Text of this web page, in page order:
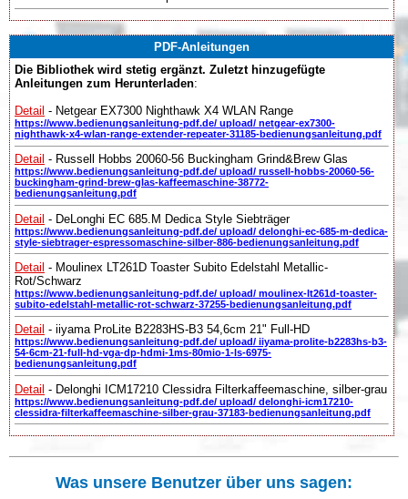
PDF-Anleitungen
Die Bibliothek wird stetig ergänzt. Zuletzt hinzugefügte
Anleitungen zum Herunterladen:
Detail - Netgear EX7300 Nighthawk X4 WLAN Range
https://www.bedienungsanleitung-pdf.de/ upload/ netgear-ex7300-
nighthawk-x4-wlan-range-extender-repeater-31185-bedienungsanleitung.pdf
Detail - Russell Hobbs 20060-56 Buckingham Grind&Brew Glas
https://www.bedienungsanleitung-pdf.de/ upload/ russell-hobbs-20060-56-
buckingham-grind-brew-glas-kaffeemaschine-38772-
bedienungsanleitung.pdf
Detail - DeLonghi EC 685.M Dedica Style Siebträger
https://www.bedienungsanleitung-pdf.de/ upload/ delonghi-ec-685-m-dedica-
style-siebtrager-espressomaschine-silber-886-bedienungsanleitung.pdf
Detail - Moulinex LT261D Toaster Subito Edelstahl Metallic-
Rot/Schwarz
https://www.bedienungsanleitung-pdf.de/ upload/ moulinex-lt261d-toaster-
subito-edelstahl-metallic-rot-schwarz-37255-bedienungsanleitung.pdf
Detail - iiyama ProLite B2283HS-B3 54,6cm 21" Full-HD
https://www.bedienungsanleitung-pdf.de/ upload/ iiyama-prolite-b2283hs-b3-
54-6cm-21-full-hd-vga-dp-hdmi-1ms-80mio-1-ls-6975-
bedienungsanleitung.pdf
Detail - Delonghi ICM17210 Clessidra Filterkaffeemaschine, silber-grau
https://www.bedienungsanleitung-pdf.de/ upload/ delonghi-icm17210-
clessidra-filterkaffeemaschine-silber-grau-37183-bedienungsanleitung.pdf
Was unsere Benutzer über uns sagen: